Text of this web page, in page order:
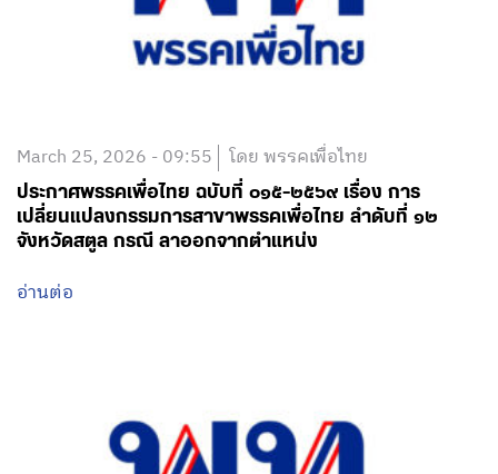
March 25, 2026 - 09:55 โดย พรรคเพื่อไทย
ประกาศพรรคเพื่อไทย ฉบับที่ ๐๑๕-๒๕๖๙ เรื่อง การ
เปลี่ยนแปลงกรรมการสาขาพรรคเพื่อไทย ลำดับที่ ๑๒
จังหวัดสตูล กรณี ลาออกจากตำแหน่ง
อ่านต่อ